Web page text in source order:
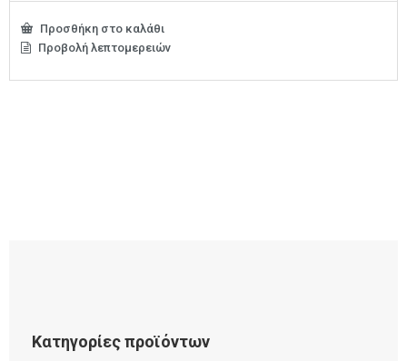
Προσθήκη στο καλάθι
Προβολή λεπτομερειών
Κατηγορίες προϊόντων